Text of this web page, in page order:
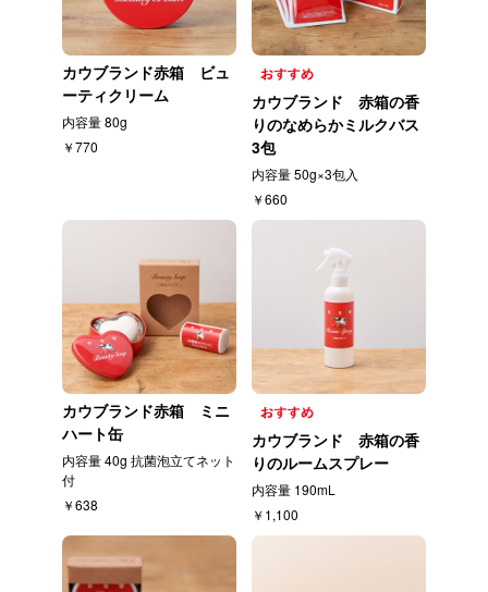
カウブランド赤箱 ビュ
ーティクリーム
内容量 80g
￥770
カウブランド 赤箱の香
りのなめらかミルクバス
3包
内容量 50g×3包入
￥660
カウブランド赤箱 ミニ
ハート缶
内容量 40g 抗菌泡立てネット
付
￥638
カウブランド 赤箱の香
りのルームスプレー
内容量 190mL
￥1,100